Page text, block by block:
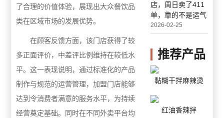
了合理的价值体验，展现出大众餐饮品
类在区域市场的发展优势。
在顾客反馈方面，该门店获得了较
多正面评价，中差评比例维持在较低水
平。这一表现说明，通过标准化的产品
制作与规范的运营管理，加盟门店能够
达到令消费者满意的服务水平，为持续
经营奠定基础。同时在不同外卖平台均
店，周日卖了411
单，靠的不是运气
2026-02-25
推荐产品
黏糊干拌麻辣烫
红油香辣拌